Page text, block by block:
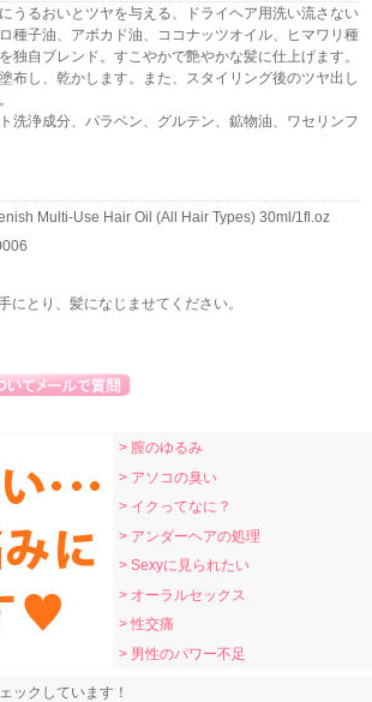
うるおいとツヤを与える、ドライヘア用洗い流さない
種子油、アボカド油、ココナッツオイル、ヒマワリ種
独自ブレンド。すこやかで艶やかな髪に仕上げます。
布し、乾かします。また、スタイリング後のツヤ出し
洗浄成分、パラベン、グルテン、鉱物油、ワセリンフ
Multi-Use Hair Oil (All Hair Types) 30ml/1fl.oz
にとり、髪になじませてください。
> 膣のゆるみ
> アソコの臭い
> イクってなに？
> アンダーヘアの処理
> Sexyに見られたい
> オーラルセックス
> 性交痛
> 男性のパワー不足
ックしています！